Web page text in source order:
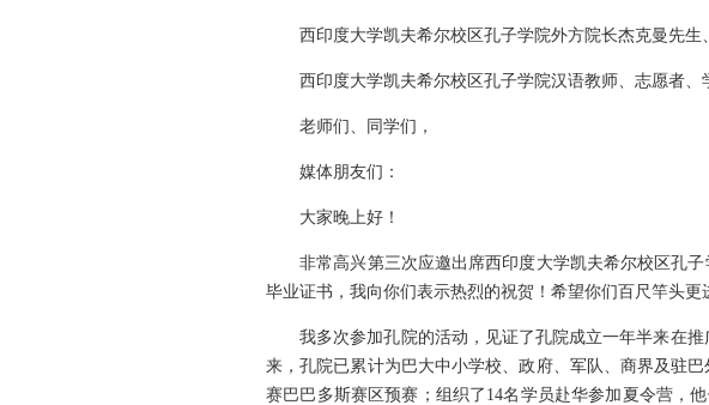
西印度大学凯夫希尔校区孔子学院外方院长杰克曼先生
西印度大学凯夫希尔校区孔子学院汉语教师、志愿者、
老师们、同学们，
媒体朋友们：
大家晚上好！
非常高兴第三次应邀出席西印度大学凯夫希尔校区孔子
毕业证书，我向你们表示热烈的祝贺！希望你们百尺竿头更
我多次参加孔院的活动，见证了孔院成立一年半来在推
来，孔院已累计为巴大中小学校、政府、军队、商界及驻
赛巴巴多斯赛区预赛；组织了14名学员赴华参加夏令营，